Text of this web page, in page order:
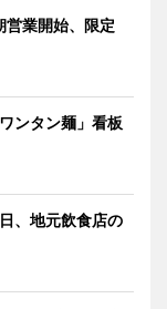
業開始、限定
ンタン麺」看板
、地元飲食店の